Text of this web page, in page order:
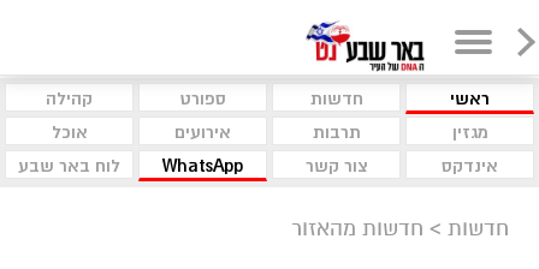
ראשי חדשות ספורט
קהילה
מגזין
תרבות אירועים
אוכל
אינדקס
צור קשר WhatsApp לוח באר שבע
חדשות > חדשות מהאזור